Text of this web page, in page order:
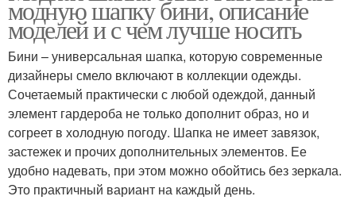
модную шапку бини, описание
моделей и с чем лучше носить
Бини – универсальная шапка, которую современные
дизайнеры смело включают в коллекции одежды.
Сочетаемый практически с любой одеждой, данный
элемент гардероба не только дополнит образ, но и
согреет в холодную погоду. Шапка не имеет завязок,
застежек и прочих дополнительных элементов. Ее
удобно надевать, при этом можно обойтись без зеркала.
Это практичный вариант на каждый день.